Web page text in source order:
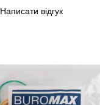
Написати відгук